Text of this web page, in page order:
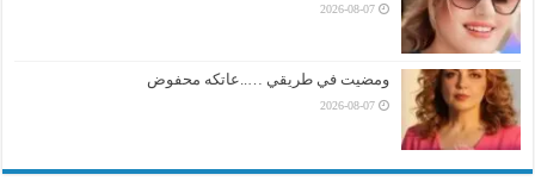
2026-08-07
ومضيت في طريقي …..عاتكه محفوض
2026-08-07